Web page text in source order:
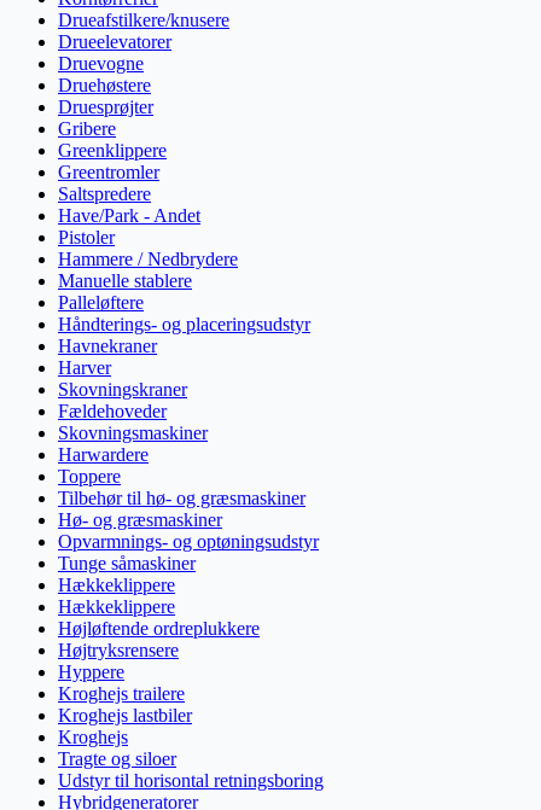
Drueafstilkere/knusere
Drueelevatorer
Druevogne
Druehøstere
Druesprøjter
Gribere
Greenklippere
Greentromler
Saltspredere
Have/Park - Andet
Pistoler
Hammere / Nedbrydere
Manuelle stablere
Palleløftere
Håndterings- og placeringsudstyr
Havnekraner
Harver
Skovningskraner
Fældehoveder
Skovningsmaskiner
Harwardere
Toppere
Tilbehør til hø- og græsmaskiner
Hø- og græsmaskiner
Opvarmnings- og optøningsudstyr
Tunge såmaskiner
Hækkeklippere
Hækkeklippere
Højløftende ordreplukkere
Højtryksrensere
Hyppere
Kroghejs trailere
Kroghejs lastbiler
Kroghejs
Tragte og siloer
Udstyr til horisontal retningsboring
Hybridgeneratorer